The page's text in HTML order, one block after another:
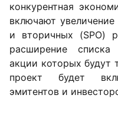
конкурентная
включают
и вторичных (SPO)
расширение
акции которых будут
проект будет
эмитентов и